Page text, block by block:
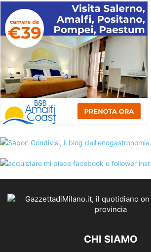
CHI SIAMO